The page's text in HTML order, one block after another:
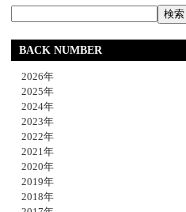
BACK NUMBER
2026年
2025年
2024年
2023年
2022年
2021年
2020年
2019年
2018年